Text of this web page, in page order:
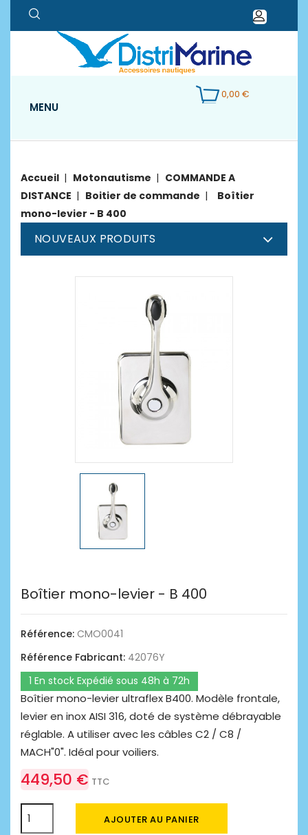
0,00 €
MENU
Accueil Motonautisme
COMMANDE A
DISTANCE
Boitier de commande
Boîtier
mono-levier - B 400
NOUVEAUX PRODUITS
Boîtier mono-levier - B 400
Référence: CMO0041
Référence Fabricant: 42076Y
1 En stock Expédié sous 48h à 72h
Boîtier mono-levier ultraflex B400. Modèle frontale,
levier en inox AISI 316, doté de système débrayable
réglable. A utiliser avec les câbles C2 / C8 /
MACH"0". Idéal pour voiliers.
449,50 € TTC
AJOUTER AU PANIER